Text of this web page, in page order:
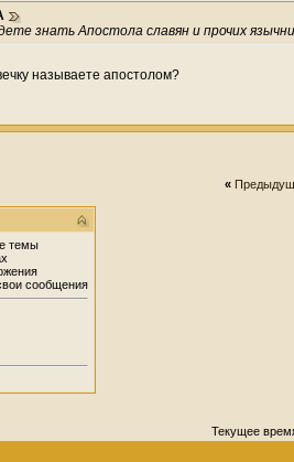
знать Апостола славян и прочих
называете апостолом?
«
темы
сообщения
Текущее